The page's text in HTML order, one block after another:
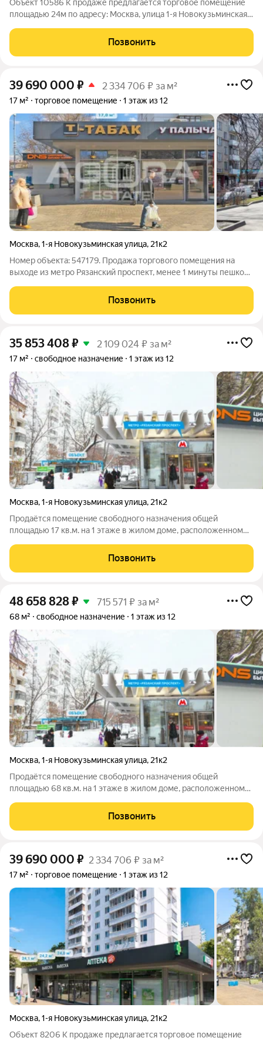
Объект 10586 К продаже предлагается торговое помещение
площадью 24м по адресу: Москва, улица 1-я Новокузьминская
транспортная доступность: от станции метро «Рязанский
Позвонить
39 690 000 ₽ 2 334 706 ₽ за м²
17 м² торговое помещение 1 этаж из 12
Москва,1-я Новокузьминская улица, 21к2
Номер объекта: 547179. Продажа торгового помещения на
выходе из метро Рязанский проспект, менее 1 минуты пешком.
расположено на 1-м этаже жилого 12-ти этажного дома.
Интенсивный пешеходный поток.
Позвонить
35 853 408₽ 2 109 024 ₽ за м²
17 м² свободное назначение 1 этаж из 12
Москва,1-я Новокузьминская улица, 21к2
Продаётся помещение свободного назначения общей
площадью 17 кв.м. на 1 этаже в жилом доме, расположенном
пешком от метро Рязанский проспект. Планировка смешанная.
Состояние помещения:
Позвонить
48 658 828₽ 715 571 ₽ за м²
68 м² свободное назначение 1 этаж из 12
Москва,1-я Новокузьминская улица, 21к2
Продаётся помещение свободного назначения общей
площадью 68 кв.м. на 1 этаже в жилом доме, расположенном
пешком от метро Рязанский проспект. Планировка смешанная.
Состояние помещения:
Позвонить
39 690 000 ₽ 2 334 706 ₽ за м²
17 м² торговое помещение 1 этаж из 12
Москва,1-я Новокузьминская улица, 21к2
Объект 8206 К продаже предлагается торговое помещение